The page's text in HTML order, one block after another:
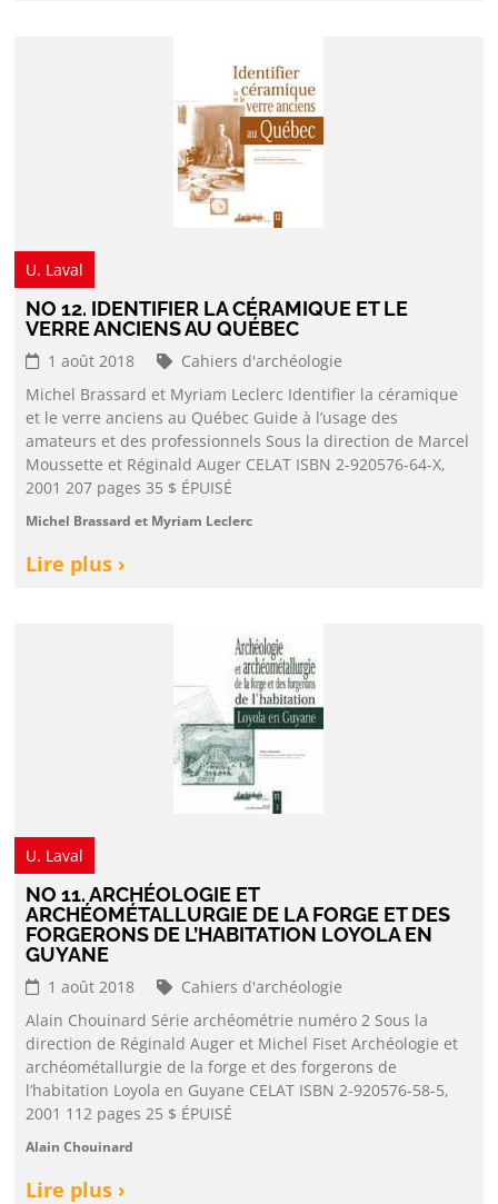
U. Laval
NO 12. IDENTIFIER LA CÉRAMIQUE ET LE
VERRE ANCIENS AU QUÉBEC
1 août 2018
Cahiers d'archéologie
Michel Brassard et Myriam Leclerc Identifier la céramique
et le verre anciens au Québec Guide à l’usage des
amateurs et des professionnels Sous la direction de Marcel
Moussette et Réginald Auger CELAT ISBN 2-920576-64-X,
2001 207 pages 35 $ ÉPUISÉ
Michel Brassard et Myriam Leclerc
Lire plus ›
U. Laval
NO 11. ARCHÉOLOGIE ET
ARCHÉOMÉTALLURGIE DE LA FORGE ET DES
FORGERONS DE L’HABITATION LOYOLA EN
GUYANE
1 août 2018
Cahiers d'archéologie
Alain Chouinard Série archéométrie numéro 2 Sous la
direction de Réginald Auger et Michel Fiset Archéologie et
archéométallurgie de la forge et des forgerons de
l’habitation Loyola en Guyane CELAT ISBN 2-920576-58-5,
2001 112 pages 25 $ ÉPUISÉ
Alain Chouinard
Lire plus ›